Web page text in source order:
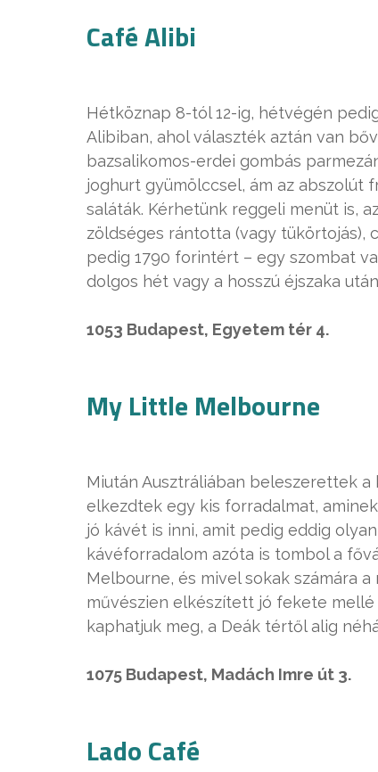
Café Alibi
Hétköznap 8-tól 12-ig, hétvégén
Alibiban, ahol választék aztán van
bazsalikomos-erdei gombás
joghurt gyümölccsel, ám az abszolút
saláták. Kérhetünk reggeli menüt is,
zöldséges rántotta (vagy tükörtojás),
pedig 1790 forintért – egy szombat
dolgos hét vagy a hosszú éjszaka
1053 Budapest, Egyetem tér 4.
My Little Melbourne
Miután Ausztráliában beleszerettek
elkezdtek egy kis forradalmat,
jó kávét is inni, amit pedig eddig
kávéforradalom azóta is tombol a
Melbourne, és mivel sokak számára
művészien elkészített jó fekete
kaphatjuk meg, a Deák tértől alig
1075 Budapest, Madách Imre út 3.
Lado Café